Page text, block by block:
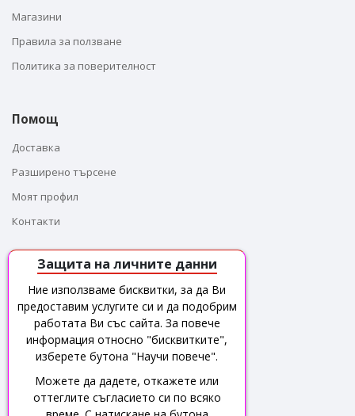
Магазини
Правила за ползване
Политика за поверителност
Помощ
Доставка
Разширено търсене
Моят профил
Контакти
За контакти
Адрес : гр. Бургас,
ж.к Братя Миладинови, бл.117
(Народен Юмрук), вх.1, партер
Имейл: sales@leadertechnologies.bg
Телефон : +35956 821 300
Защита на личните данни
Ние използваме бисквитки, за да Ви
предоставим услугите си и да подобрим
работата Ви със сайта. За повече
информация относно "бисквитките",
изберете бутона "Научи повече".
Можете да дадете, откажете или
оттеглите съгласието си по всяко